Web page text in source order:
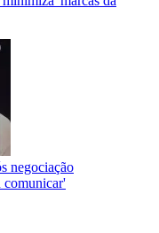
negociação
comunicar'